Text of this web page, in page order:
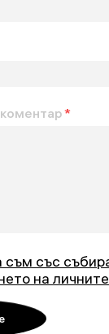
*
съм със
на